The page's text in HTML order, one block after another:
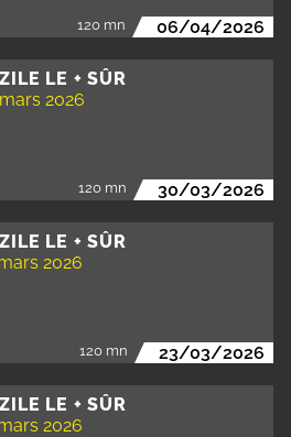
120 mn 06/04/2026
LE + SÛR
2026
120 mn 30/03/2026
LE + SÛR
2026
120 mn 23/03/2026
LE + SÛR
2026